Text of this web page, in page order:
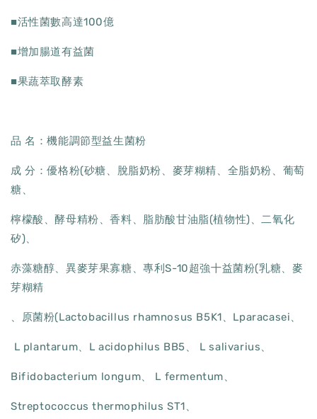
■活性菌數高達100億
■增加腸道有益菌
■果蔬萃取酵素
品 名：機能調節型益生菌粉
成 分：優格粉(砂糖、脫脂奶粉、麥芽糊精、全脂奶粉、葡萄
糖、
檸檬酸、酵母精粉、香料、脂肪酸甘油脂(植物性)、二氧化
矽)、
赤藻糖醇、異麥芽果寡糖、專利S-10超強十益菌粉(乳糖、麥
芽糊精
、原菌粉(Lactobacillus rhamnosus B5K1、Lparacasei、
L plantarum、L acidophilus BB5、 L salivarius、
Bifidobacterium longum、 L fermentum、
Streptococcus thermophilus ST1、